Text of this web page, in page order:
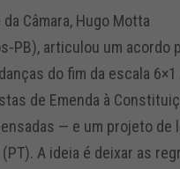
Câmara, Hugo Motta
PB), articulou um acordo
do fim da escala
de Emenda à
— e um projeto de
A ideia é deixar as